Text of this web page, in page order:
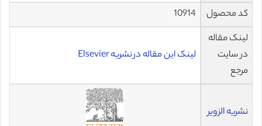
کد محصول
10914
لینک مقاله
در سایت
مرجع
لینک این مقاله در نشریه Elsevier
نشریه الزویر